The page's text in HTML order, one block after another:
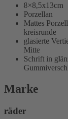
8×8,5x13cm
Porzellan
Mattes
kreisrunde
glasierte
Mitte
Schrift in
Marke
räder